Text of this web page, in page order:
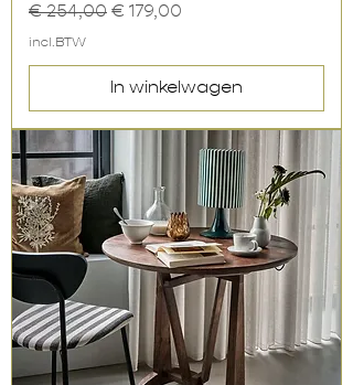
Normale prijs
€ 254,00 Verkoopprijs
€ 179,00
incl.BTW
In winkelwagen